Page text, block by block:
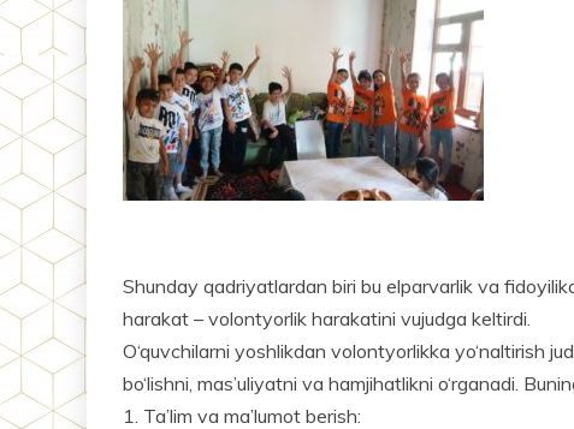
Shunday qadriyatlardan biri bu elparvarlik va
harakat – volontyorlik harakatini vujudga keltirdi.
O‘quvchilarni yoshlikdan vo­lontyorlikka yo‘naltirish
bo‘lishni, mas’uliyatni va hamjihatlikni o‘rganadi.
1. Ta’lim va ma’lumot berish: